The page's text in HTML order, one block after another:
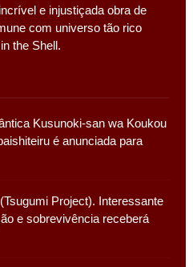
e injustiçada obra de
com universo tão rico
the Shell.
Kusunoki-san wa Koukou
é anunciada para
Project). Interessante
e sobrevivência receberá